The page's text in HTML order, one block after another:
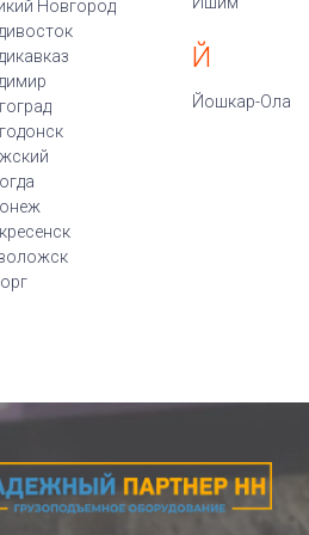
Новгород
Й
Йошкар-Ола